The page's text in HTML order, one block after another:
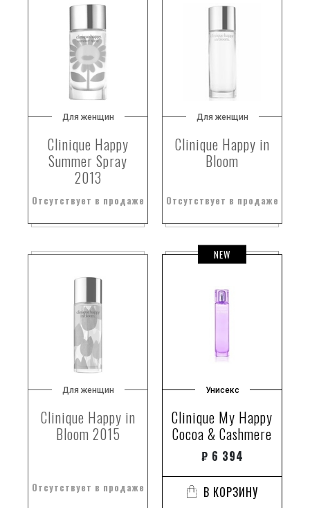
Для женщин
Clinique Happy
Summer Spray
2013
Отсутствует в продаже
Для женщин
Clinique Happy in
Bloom
Отсутствует в продаже
Для женщин
Clinique Happy in
Bloom 2015
Отсутствует в продаже
NEW
Унисекс
Clinique My Happy
Cocoa & Cashmere
₽ 6 394
В КОРЗИНУ